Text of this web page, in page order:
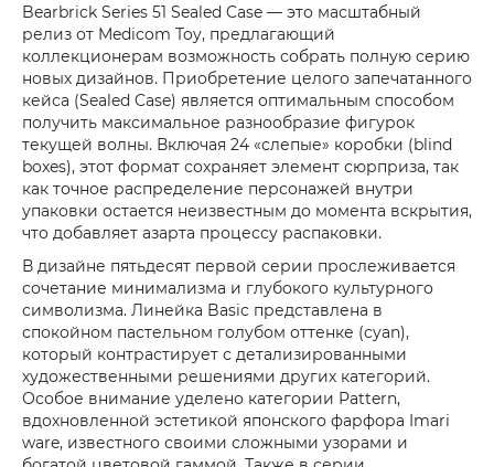
Bearbrick Series 51 Sealed Case — это масштабный
релиз от Medicom Toy, предлагающий
коллекционерам возможность собрать полную серию
новых дизайнов. Приобретение целого запечатанного
кейса (Sealed Case) является оптимальным способом
получить максимальное разнообразие фигурок
текущей волны. Включая 24 «слепые» коробки (blind
boxes), этот формат сохраняет элемент сюрприза, так
как точное распределение персонажей внутри
упаковки остается неизвестным до момента вскрытия,
что добавляет азарта процессу распаковки.
В дизайне пятьдесят первой серии прослеживается
сочетание минимализма и глубокого культурного
символизма. Линейка Basic представлена в
спокойном пастельном голубом оттенке (cyan),
который контрастирует с детализированными
художественными решениями других категорий.
Особое внимание уделено категории Pattern,
вдохновленной эстетикой японского фарфора Imari
ware, известного своими сложными узорами и